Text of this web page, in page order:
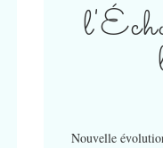
Nouvelle